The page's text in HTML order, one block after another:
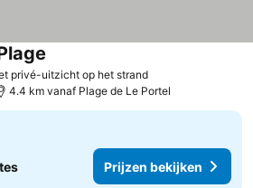
privé-uitzicht op het strand
4.4 km vanaf Plage de Le Portel
Prijzen bekijken